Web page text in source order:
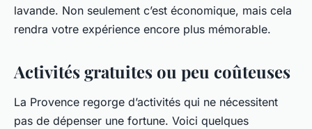
lavande. Non seulement c’est économique, mais cela
rendra votre expérience encore plus mémorable.
Activités gratuites ou peu coûteuses
La Provence regorge d’activités qui ne nécessitent
pas de dépenser une fortune. Voici quelques